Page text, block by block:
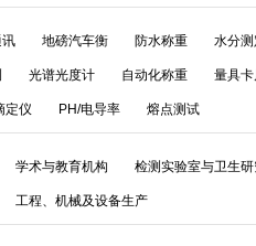
地磅汽车衡 防水称重 水分测
光谱光度计 自动化称重 量具卡
定仪 PH/电导率 熔点测试
学术与教育机构 检测实验室与卫生
工程、机械及设备生产